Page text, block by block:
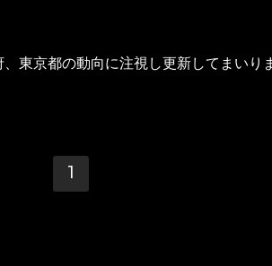
東京都の動向に注視し更新してまいり
1